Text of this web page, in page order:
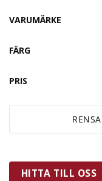
VARUMÄRKE
FÄRG
PRIS
HITTA TILL OSS